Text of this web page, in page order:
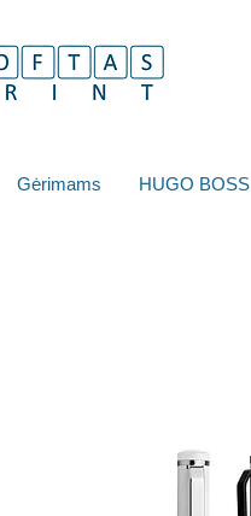
Gėrimams HUGO BOSS